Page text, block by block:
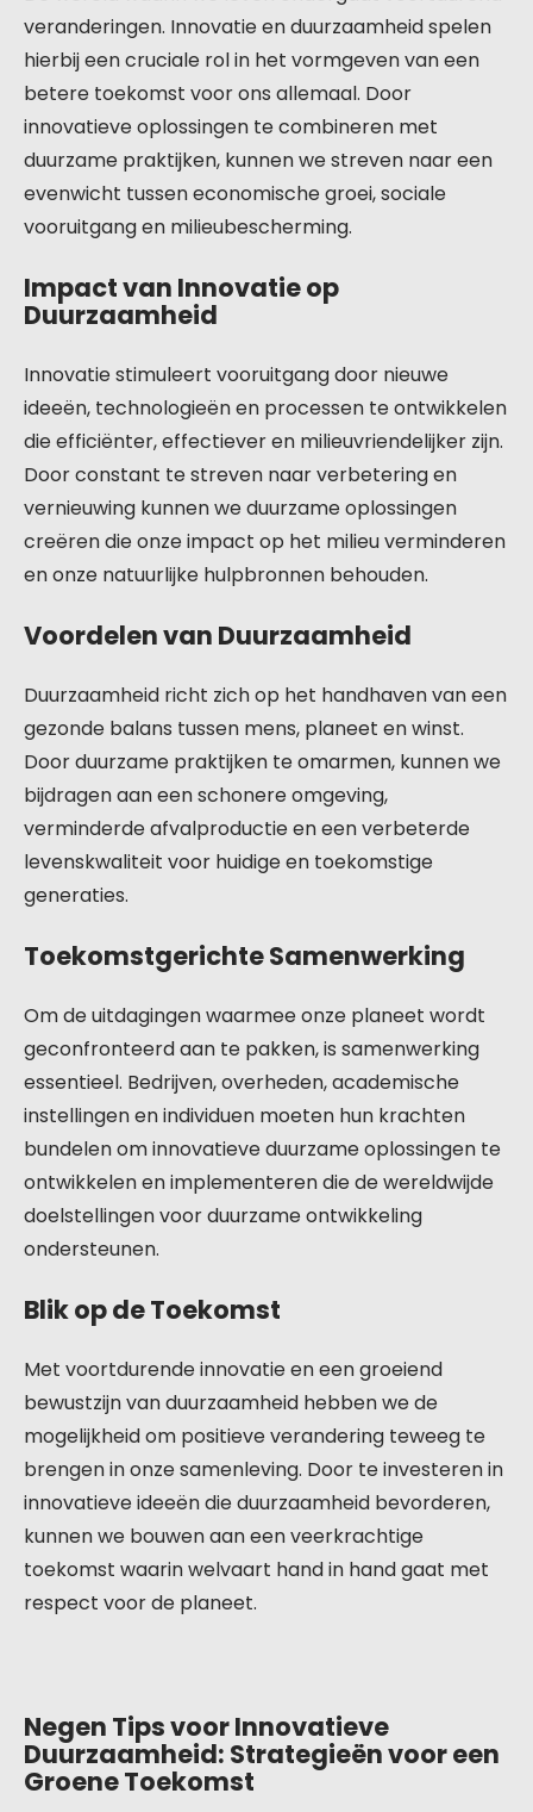
veranderingen. Innovatie en duurzaamheid spelen
hierbij een cruciale rol in het vormgeven van een
betere toekomst voor ons allemaal. Door
innovatieve oplossingen te combineren met
duurzame praktijken, kunnen we streven naar een
evenwicht tussen economische groei, sociale
vooruitgang en milieubescherming.
Impact van Innovatie op
Duurzaamheid
Innovatie stimuleert vooruitgang door nieuwe
ideeën, technologieën en processen te ontwikkelen
die efficiënter, effectiever en milieuvriendelijker zijn.
Door constant te streven naar verbetering en
vernieuwing kunnen we duurzame oplossingen
creëren die onze impact op het milieu verminderen
en onze natuurlijke hulpbronnen behouden.
Voordelen van Duurzaamheid
Duurzaamheid richt zich op het handhaven van een
gezonde balans tussen mens, planeet en winst.
Door duurzame praktijken te omarmen, kunnen we
bijdragen aan een schonere omgeving,
verminderde afvalproductie en een verbeterde
levenskwaliteit voor huidige en toekomstige
generaties.
Toekomstgerichte Samenwerking
Om de uitdagingen waarmee onze planeet wordt
geconfronteerd aan te pakken, is samenwerking
essentieel. Bedrijven, overheden, academische
instellingen en individuen moeten hun krachten
bundelen om innovatieve duurzame oplossingen te
ontwikkelen en implementeren die de wereldwijde
doelstellingen voor duurzame ontwikkeling
ondersteunen.
Blik op de Toekomst
Met voortdurende innovatie en een groeiend
bewustzijn van duurzaamheid hebben we de
mogelijkheid om positieve verandering teweeg te
brengen in onze samenleving. Door te investeren in
innovatieve ideeën die duurzaamheid bevorderen,
kunnen we bouwen aan een veerkrachtige
toekomst waarin welvaart hand in hand gaat met
respect voor de planeet.
Negen Tips voor Innovatieve
Duurzaamheid: Strategieën voor een
Groene Toekomst